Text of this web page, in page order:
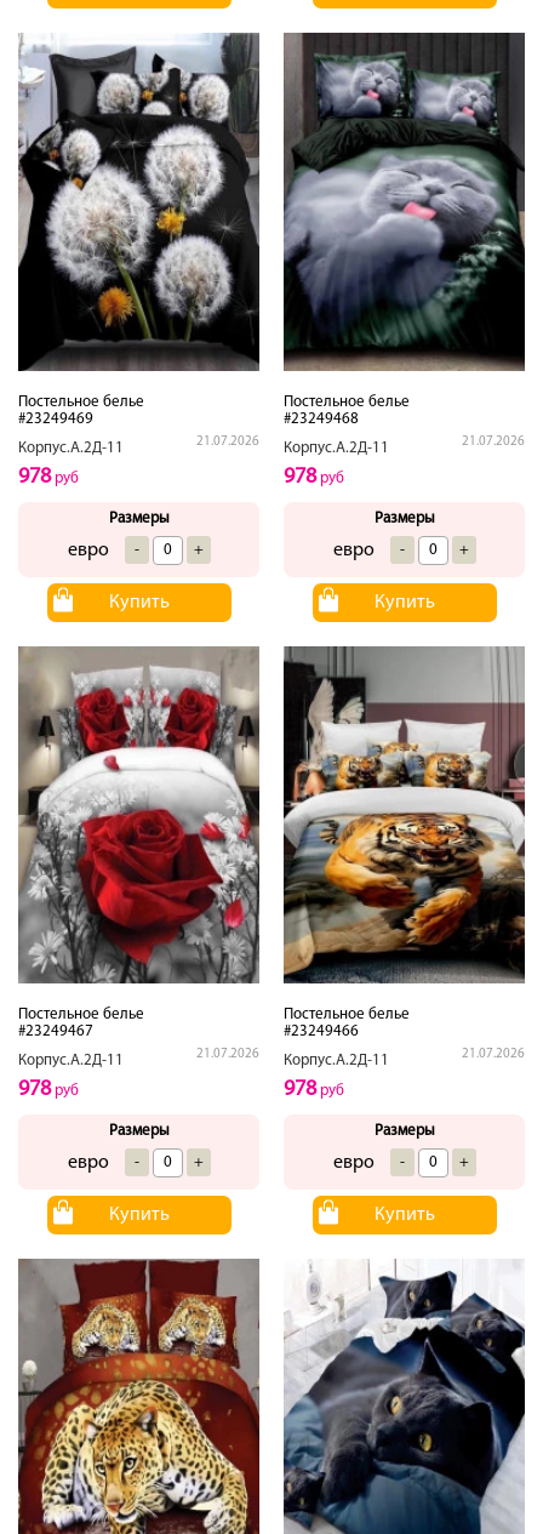
Постельное белье
#23249469
Корпус.А.2Д-11
21.07.2026
978руб
Размеры
евро - +
Купить
Постельное белье
#23249468
Корпус.А.2Д-11
21.07.2026
978руб
Размеры
евро - +
Купить
Постельное белье
#23249467
Корпус.А.2Д-11
21.07.2026
978руб
Размеры
евро - +
Купить
Постельное белье
#23249466
Корпус.А.2Д-11
21.07.2026
978руб
Размеры
евро - +
Купить